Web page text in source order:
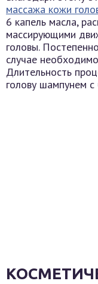
массажа кожи
6 капель масла,
массирующими
головы.
случае
Длительность
голову шампунем